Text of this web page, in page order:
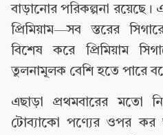
বাড়ানোর পরিকল্পনা রয়েছে।
প্রিমিয়াম—সব স্তরের
বিশেষ করে প্রিমিয়াম
তুলনামূলক বেশি হতে পারে
এছাড়া প্রথমবারের মতো
টোব্যাকো পণ্যের ওপর